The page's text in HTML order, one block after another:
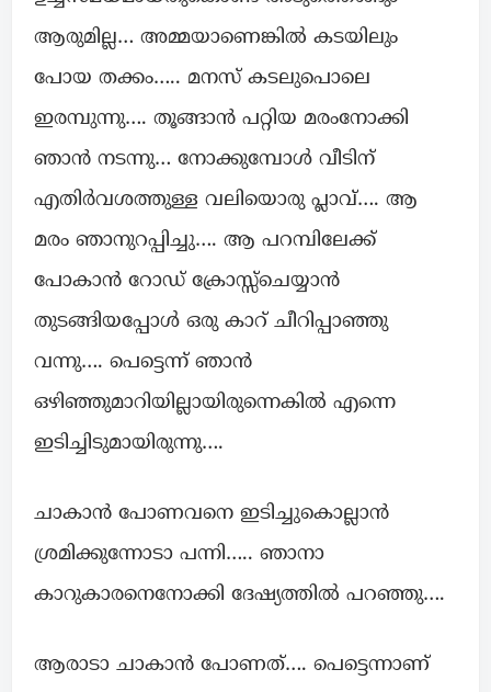
ആരുമില്ല… അമ്മയാണെങ്കിൽ കടയിലും
പോയ തക്കം….. മനസ് കടലുപൊലെ
ഇരമ്പുന്നു…. തൂങ്ങാൻ പറ്റിയ മരംനോക്കി
ഞാൻ നടന്നു… നോക്കുമ്പോൾ വീടിന്
എതിർവശത്തുള്ള വലിയൊരു പ്ലാവ്…. ആ
മരം ഞാനുറപ്പിച്ചു…. ആ പറമ്പിലേക്ക്
പോകാൻ റോഡ് ക്രോസ്സ്ചെയ്യാൻ
തുടങ്ങിയപ്പോൾ ഒരു കാറ് ചീറിപ്പാഞ്ഞു
വന്നു…. പെട്ടെന്ന് ഞാൻ
ഒഴിഞ്ഞുമാറിയില്ലായിരുന്നെകിൽ എന്നെ
ഇടിച്ചിടുമായിരുന്നു….
ചാകാൻ പോണവനെ ഇടിച്ചുകൊല്ലാൻ
ശ്രമിക്കുന്നോടാ പന്നി….. ഞാനാ
കാറുകാരനെനോക്കി ദേഷ്യത്തിൽ പറഞ്ഞു….
ആരാടാ ചാകാൻ പോണത്…. പെട്ടെന്നാണ്